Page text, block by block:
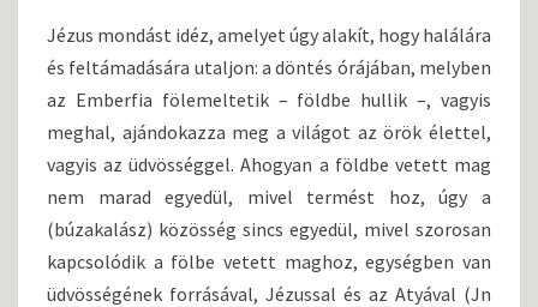
Jézus mondást idéz, amelyet úgy alakít, hogy halálára
és feltámadására utaljon: a döntés órájában, melyben
az Emberfia fölemeltetik – földbe hullik –, vagyis
meghal, ajándokazza meg a világot az örök élettel,
vagyis az üdvösséggel. Ahogyan a földbe vetett mag
nem marad egyedül, mivel termést hoz, úgy a
(búzakalász) közösség sincs egyedül, mivel szorosan
kapcsolódik a fölbe vetett maghoz, egységben van
üdvösségének forrásával, Jézussal és az Atyával (Jn